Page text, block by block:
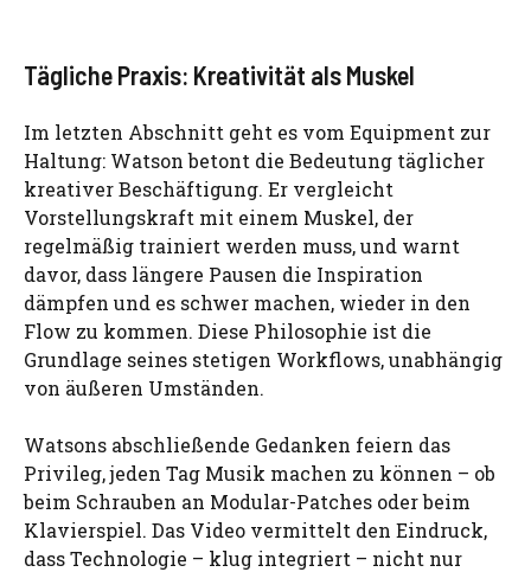
Tägliche Praxis: Kreativität als Muskel
Im letzten Abschnitt geht es vom Equipment zur
Haltung: Watson betont die Bedeutung täglicher
kreativer Beschäftigung. Er vergleicht
Vorstellungskraft mit einem Muskel, der
regelmäßig trainiert werden muss, und warnt
davor, dass längere Pausen die Inspiration
dämpfen und es schwer machen, wieder in den
Flow zu kommen. Diese Philosophie ist die
Grundlage seines stetigen Workflows, unabhängig
von äußeren Umständen.
Watsons abschließende Gedanken feiern das
Privileg, jeden Tag Musik machen zu können – ob
beim Schrauben an Modular-Patches oder beim
Klavierspiel. Das Video vermittelt den Eindruck,
dass Technologie – klug integriert – nicht nur